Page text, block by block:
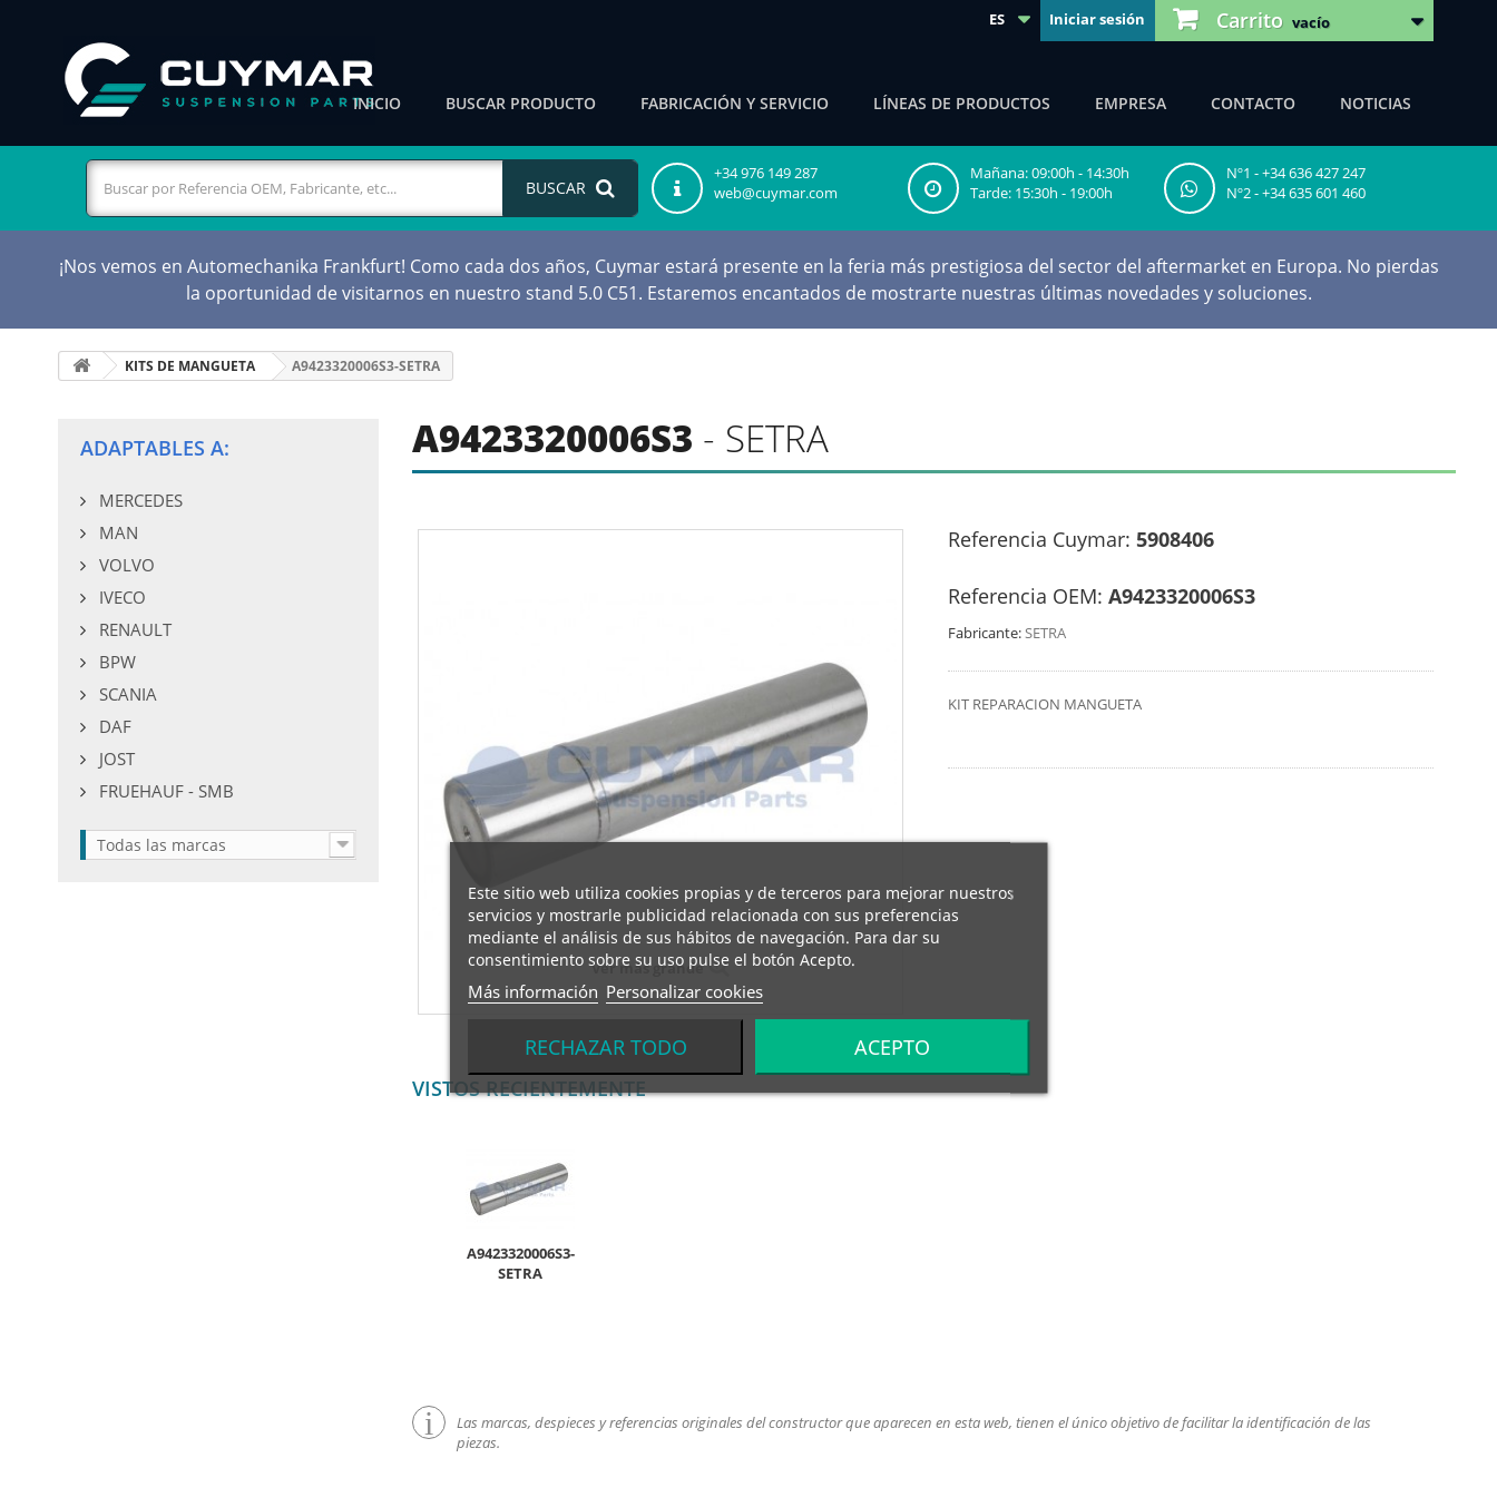
Carrito vacío
Iniciar sesión
ES
INICIO BUSCAR PRODUCTO FABRICACIÓN Y SERVICIO LÍNEAS DE PRODUCTOS EMPRESA CONTACTO NOTICIAS
BUSCAR
+34 976 149 287
web@cuymar.com
Mañana: 09:00h - 14:30h
Tarde: 15:30h - 19:00h
Nº1 - +34 636 427 247
Nº2 - +34 635 601 460
¡Nos vemos en Automechanika Frankfurt! Como cada dos años, Cuymar estará presente en la feria más prestigiosa del sector del aftermarket en Europa. No pierdas
la oportunidad de visitarnos en nuestro stand 5.0 C51. Estaremos encantados de mostrarte nuestras últimas novedades y soluciones.
KITS DE MANGUETA A9423320006S3-SETRA
ADAPTABLES A:
MERCEDES
MAN
VOLVO
IVECO
RENAULT
BPW
SCANIA
DAF
JOST
FRUEHAUF - SMB
Todas las marcas
A9423320006S3 - SETRA
Ver más grande
Referencia Cuymar: 5908406
Referencia OEM: A9423320006S3
Fabricante:SETRA
KIT REPARACION MANGUETA
VISTOS RECIENTEMENTE
A9423320006S3-
SETRA
Las marcas, despieces y referencias originales del constructor que aparecen en esta web, tienen el único objetivo de facilitar la identificación de las
piezas.
Este sitio web utiliza cookies propias y de terceros para mejorar nuestros
servicios y mostrarle publicidad relacionada con sus preferencias
mediante el análisis de sus hábitos de navegación. Para dar su
consentimiento sobre su uso pulse el botón Acepto.
Más información Personalizar cookies
RECHAZAR TODO ACEPTO